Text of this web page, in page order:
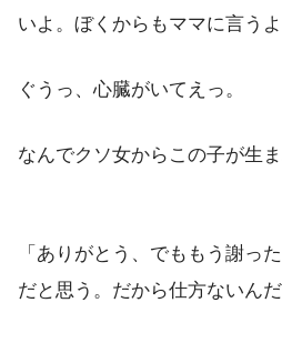
いよ。ぼくからもママに言うよ
ぐうっ、心臓がいてえっ。
なんでクソ女からこの子が生ま
「ありがとう、でももう謝っ
だと思う。だから仕方ないんだ